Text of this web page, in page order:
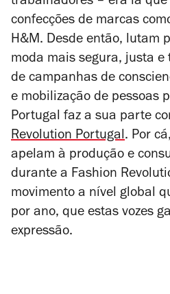
confecções de marcas
H&M. Desde então, lutam
moda mais segura, justa
de campanhas de
e mobilização de pessoas
Portugal faz a sua parte
Revolution Portugal. Por
apelam à produção e
durante a Fashion
movimento a nível global
por ano, que estas vozes
expressão.